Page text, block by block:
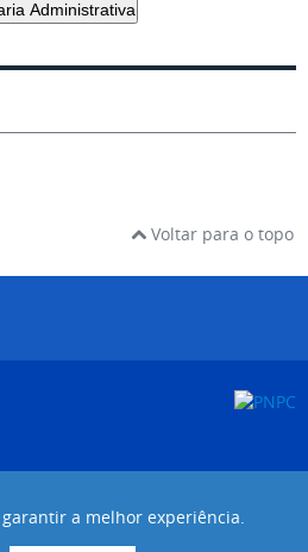
a melhor experiência.
Voltar para o topo
CMS de código aberto Joomla!